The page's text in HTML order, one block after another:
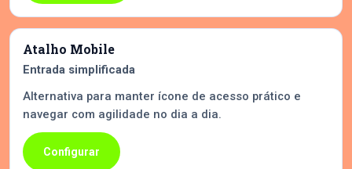
Atalho Mobile
Entrada simplificada
Alternativa para manter ícone de acesso prático e
navegar com agilidade no dia a dia.
Configurar